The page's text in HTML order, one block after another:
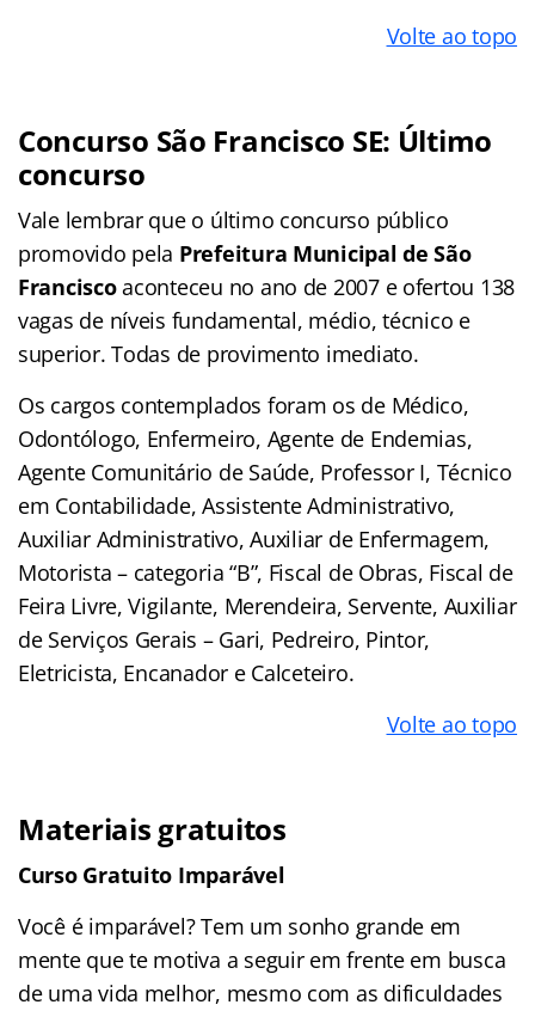
Volte ao topo
Concurso São Francisco SE: Último
concurso
Vale lembrar que o último concurso público
promovido pela Prefeitura Municipal de São
Franciscoaconteceu no ano de 2007 e ofertou 138
vagas de níveis fundamental, médio, técnico e
superior. Todas de provimento imediato.
Os cargos contemplados foram os de Médico,
Odontólogo, Enfermeiro, Agente de Endemias,
Agente Comunitário de Saúde, Professor I, Técnico
em Contabilidade, Assistente Administrativo,
Auxiliar Administrativo, Auxiliar de Enfermagem,
Motorista – categoria “B”, Fiscal de Obras, Fiscal de
Feira Livre, Vigilante, Merendeira, Servente, Auxiliar
de Serviços Gerais – Gari, Pedreiro, Pintor,
Eletricista, Encanador e Calceteiro.
Volte ao topo
Materiais gratuitos
Curso Gratuito Imparável
Você é imparável? Tem um sonho grande em
mente que te motiva a seguir em frente em busca
de uma vida melhor, mesmo com as dificuldades